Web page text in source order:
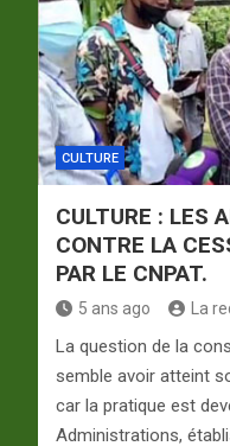
CULTURE
CULTURE : LES
CONTRE LA
PAR LE CNPAT.
5 ans ago La
La question de la
semble avoir atteint
car la pratique est
Administrations,